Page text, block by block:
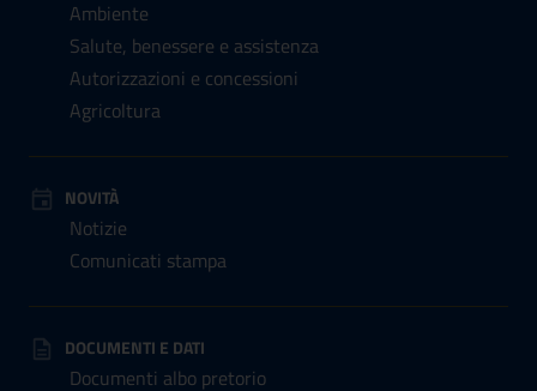
Ambiente
Salute, benessere e assistenza
Autorizzazioni e concessioni
Agricoltura
NOVITÀ
Notizie
Comunicati stampa
DOCUMENTI E DATI
Documenti albo pretorio